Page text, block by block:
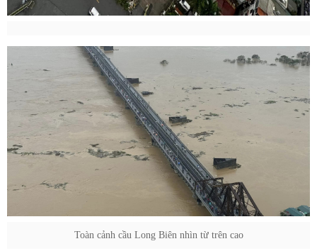
Toàn cảnh cầu Long Biên nhìn từ trên cao